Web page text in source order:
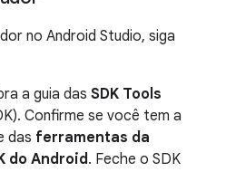
no Android Studio, siga
a guia das SDK Tools
Confirme se você tem a
das ferramentas da
do Android. Feche o SDK